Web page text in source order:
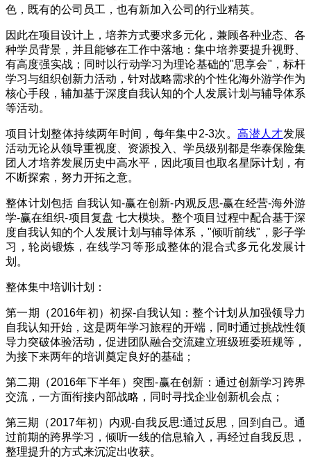
色，既有的公司员工，也有新加入公司的行业精英。
因此在项目设计上，培养方式要求多元化，兼顾各种业态、各
种学员背景，并且能够在工作中落地：集中培养要提升视野、
有高度强实战；同时以行动学习为理论基础的"思享会" ，标杆
学习与组织创新力活动，针对战略需求的个性化海外游学作为
核心手段，辅加基于深度自我认知的个人发展计划与辅导体系
等活动。
项目计划整体持续两年时间，每年集中2-3次。高潜人才发展
活动无论从领导重视度、资源投入、学员级别都是华泰保险集
团人才培养发展历史中高水平，因此项目也取名星际计划，有
不断探索，努力开拓之意。
整体计划包括 自我认知-赢在创新-内观反思-赢在经营-海外游
学-赢在组织-项目复盘 七大模块。整个项目过程中配合基于深
度自我认知的个人发展计划与辅导体系， "倾听前线" ，影子学
习，轮岗锻炼，在线学习等形成整体的混合式多元化发展计
划。
整体集中培训计划：
第一期（2016年初）初探-自我认知：整个计划从加强领导力
自我认知开始，这是两年学习旅程的开端，同时通过挑战性领
导力突破体验活动，促进团队融合交流建立班级班委班规等，
为接下来两年的培训奠定良好的基础；
第二期（2016年下半年）突围-赢在创新：通过创新学习跨界
交流，一方面衔接内部战略，同时寻找企业创新机会点；
第三期（2017年初）内观-自我反思:通过反思，回到自己。通
过前期的跨界学习，倾听一线的信息输入，再经过自我反思，
整理提升的方式来沉淀出收获。